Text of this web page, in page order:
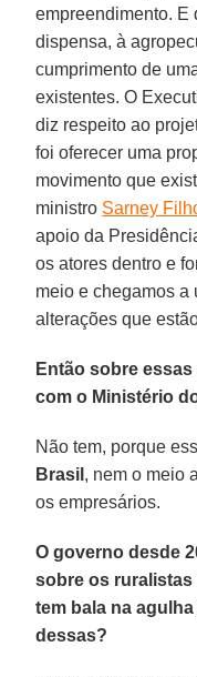
empreendimento. E
dispensa, à
cumprimento de
existentes. O
diz respeito ao
foi oferecer uma
movimento que
ministro Sarney
apoio da
os atores dentro e
meio e chegamos a
alterações que
Então sobre
com o Ministério
Não tem, porque
Brasil , nem o meio
os empresários.
O governo desde
sobre os ruralistas
tem bala na
dessas?